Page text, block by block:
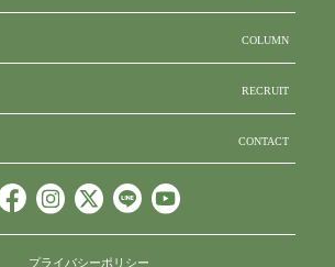
COLUMN
RECRUIT
CONTACT
プライバシーポリシー